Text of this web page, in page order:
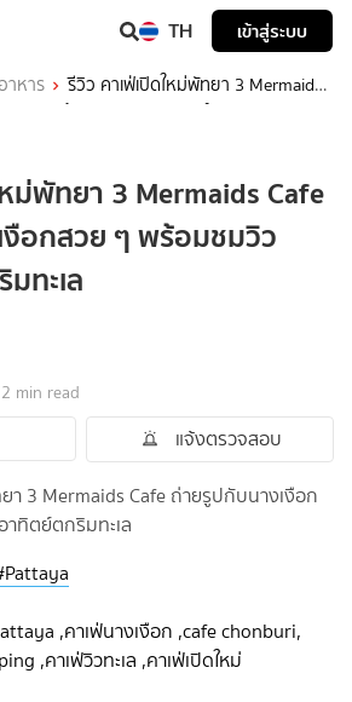
TH เข้าสู่ระบบ
าหาร
รีวิว คาเฟ่เปิดใหม่พัทยา 3 Mermaids
วย ๆ พร้อมชมวิวพระอาทิตย์ตกริมทะเล
ม่พัทยา 3 Mermaids Cafe
อกสวย ๆ พร้อมชมวิว
ทะเล
2 min read
แจ้งตรวจสอบ